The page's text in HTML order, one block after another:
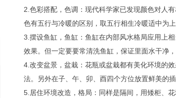
2.色彩搭配，色调：现代科学家已发现颜色对人
色有五行与冷暖的区别，取五行相生冷暖适中为上
3.摆设鱼缸，鱼缸：鱼缸在内部风水格局应用上
效果。但一定要要常清洗鱼缸，保证里面水干净
4.改变盆景，盆栽：花瓶或盆栽都有美化环境的
法。另外在子、午、卯、酉四个方位放置鲜美的
5.居住环境改造，格局：同样是隔间，用矮柜、